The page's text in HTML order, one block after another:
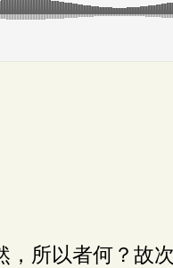
所以者何？故次